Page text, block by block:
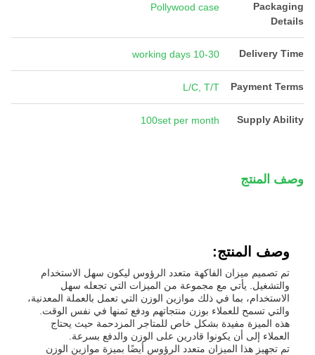
Packaging
Details
Pollywood case
Delivery Time
10-30 working days
Payment Terms
L/C, T/T
Supply Ability
100set per month
وصف المنتج
وصف المنتج:
تم تصميم ميزان الفاكهة متعدد الرؤوس ليكون سهل الاستخدام
والتشغيل. يأتي مع مجموعة من الميزات التي تجعله سهل
الاستخدام، بما في ذلك موازين الوزن التي تعمل بالعملة المعدنية،
والتي تسمح للعملاء بوزن منتجاتهم ودفع ثمنها في نفس الوقت.
هذه الميزة مفيدة بشكل خاص للمتاجر المزدحمة حيث يحتاج
العملاء إلى أن يكونوا قادرين على الوزن والدفع بسرعة.
تم تجهيز هذا الميزان متعدد الرؤوس أيضًا بميزة موازين الوزن